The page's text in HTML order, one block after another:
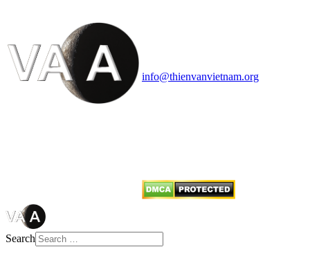
info@thienvanvietnam.org
Search